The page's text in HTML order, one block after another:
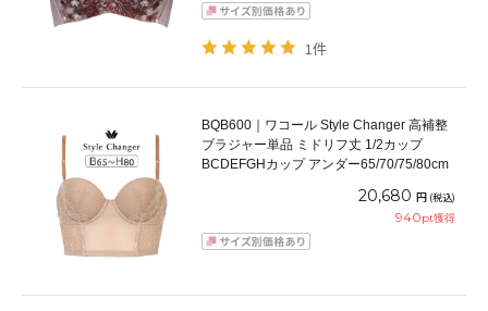
1件
BQB600｜ワコール Style Changer 高補整
ブラジャー単品 ミドリフ丈 1/2カップ
BCDEFGHカップ アンダー65/70/75/80cm
20,680 円 (税込)
940pt獲得